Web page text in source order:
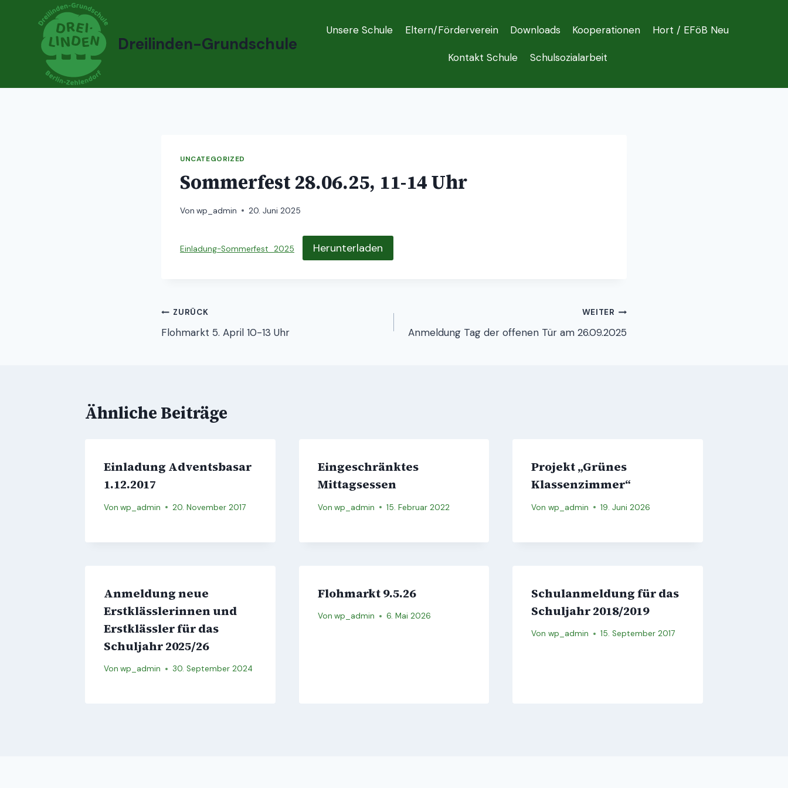
Dreilinden-Grundschule
Unsere Schule Eltern/Förderverein Downloads Kooperationen Hort / EFöB Neu
Kontakt Schule Schulsozialarbeit
UNCATEGORIZED
Sommerfest 28.06.25, 11-14 Uhr
Von wp_admin 20. Juni 2025
Einladung-Sommerfest_2025 Herunterladen
Beitragsnavigation
ZURÜCK
Flohmarkt 5. April 10-13 Uhr
WEITER
Anmeldung Tag der offenen Tür am 26.09.2025
Ähnliche Beiträge
Einladung Adventsbasar
1.12.2017
Von wp_admin 20. November 2017
Eingeschränktes
Mittagsessen
Von wp_admin 15. Februar 2022
Projekt „Grünes
Klassenzimmer“
Von wp_admin 19. Juni 2026
Anmeldung neue
Erstklässlerinnen und
Erstklässler für das
Schuljahr 2025/26
Von wp_admin 30. September 2024
Flohmarkt 9.5.26
Von wp_admin 6. Mai 2026
Schulanmeldung für das
Schuljahr 2018/2019
Von wp_admin 15. September 2017